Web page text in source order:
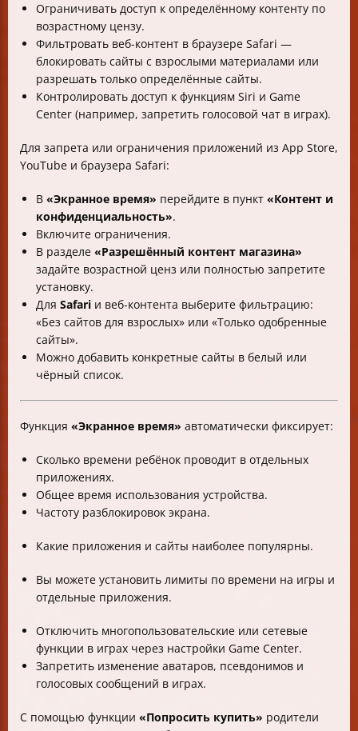
Ограничивать доступ к определённому контенту по
возрастному цензу.
Фильтровать веб-контент в браузере Safari —
блокировать сайты с взрослыми материалами или
разрешать только определённые сайты.
Контролировать доступ к функциям Siri и Game
Center (например, запретить голосовой чат в играх).
Для запрета или ограничения приложений из App Store,
YouTube и браузера Safari:
В «Экранное время» перейдите в пункт «Контент и
конфиденциальность».
Включите ограничения.
В разделе «Разрешённый контент магазина»
задайте возрастной ценз или полностью запретите
установку.
Для Safari и веб-контента выберите фильтрацию:
«Без сайтов для взрослых» или «Только одобренные
сайты».
Можно добавить конкретные сайты в белый или
чёрный список.
Функция «Экранное время» автоматически фиксирует:
Сколько времени ребёнок проводит в отдельных
приложениях.
Общее время использования устройства.
Частоту разблокировок экрана.
Какие приложения и сайты наиболее популярны.
Вы можете установить лимиты по времени на игры и
отдельные приложения.
Отключить многопользовательские или сетевые
функции в играх через настройки Game Center.
Запретить изменение аватаров, псевдонимов и
голосовых сообщений в играх.
С помощью функции «Попросить купить» родители